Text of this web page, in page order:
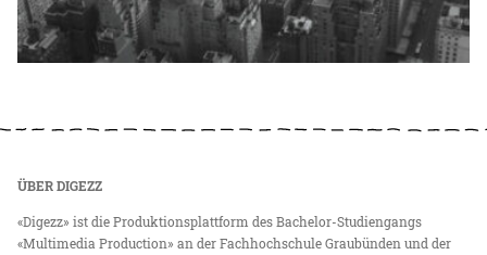
ÜBER DIGEZZ
«Digezz» ist die Produktionsplattform des Bachelor-Studiengangs
«Multimedia Production» an der Fachhochschule Graubünden und der